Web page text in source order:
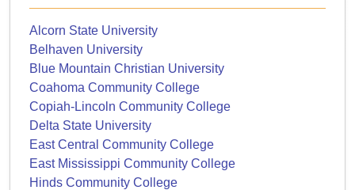
Alcorn State University
Belhaven University
Blue Mountain Christian University
Coahoma Community College
Copiah-Lincoln Community College
Delta State University
East Central Community College
East Mississippi Community College
Hinds Community College